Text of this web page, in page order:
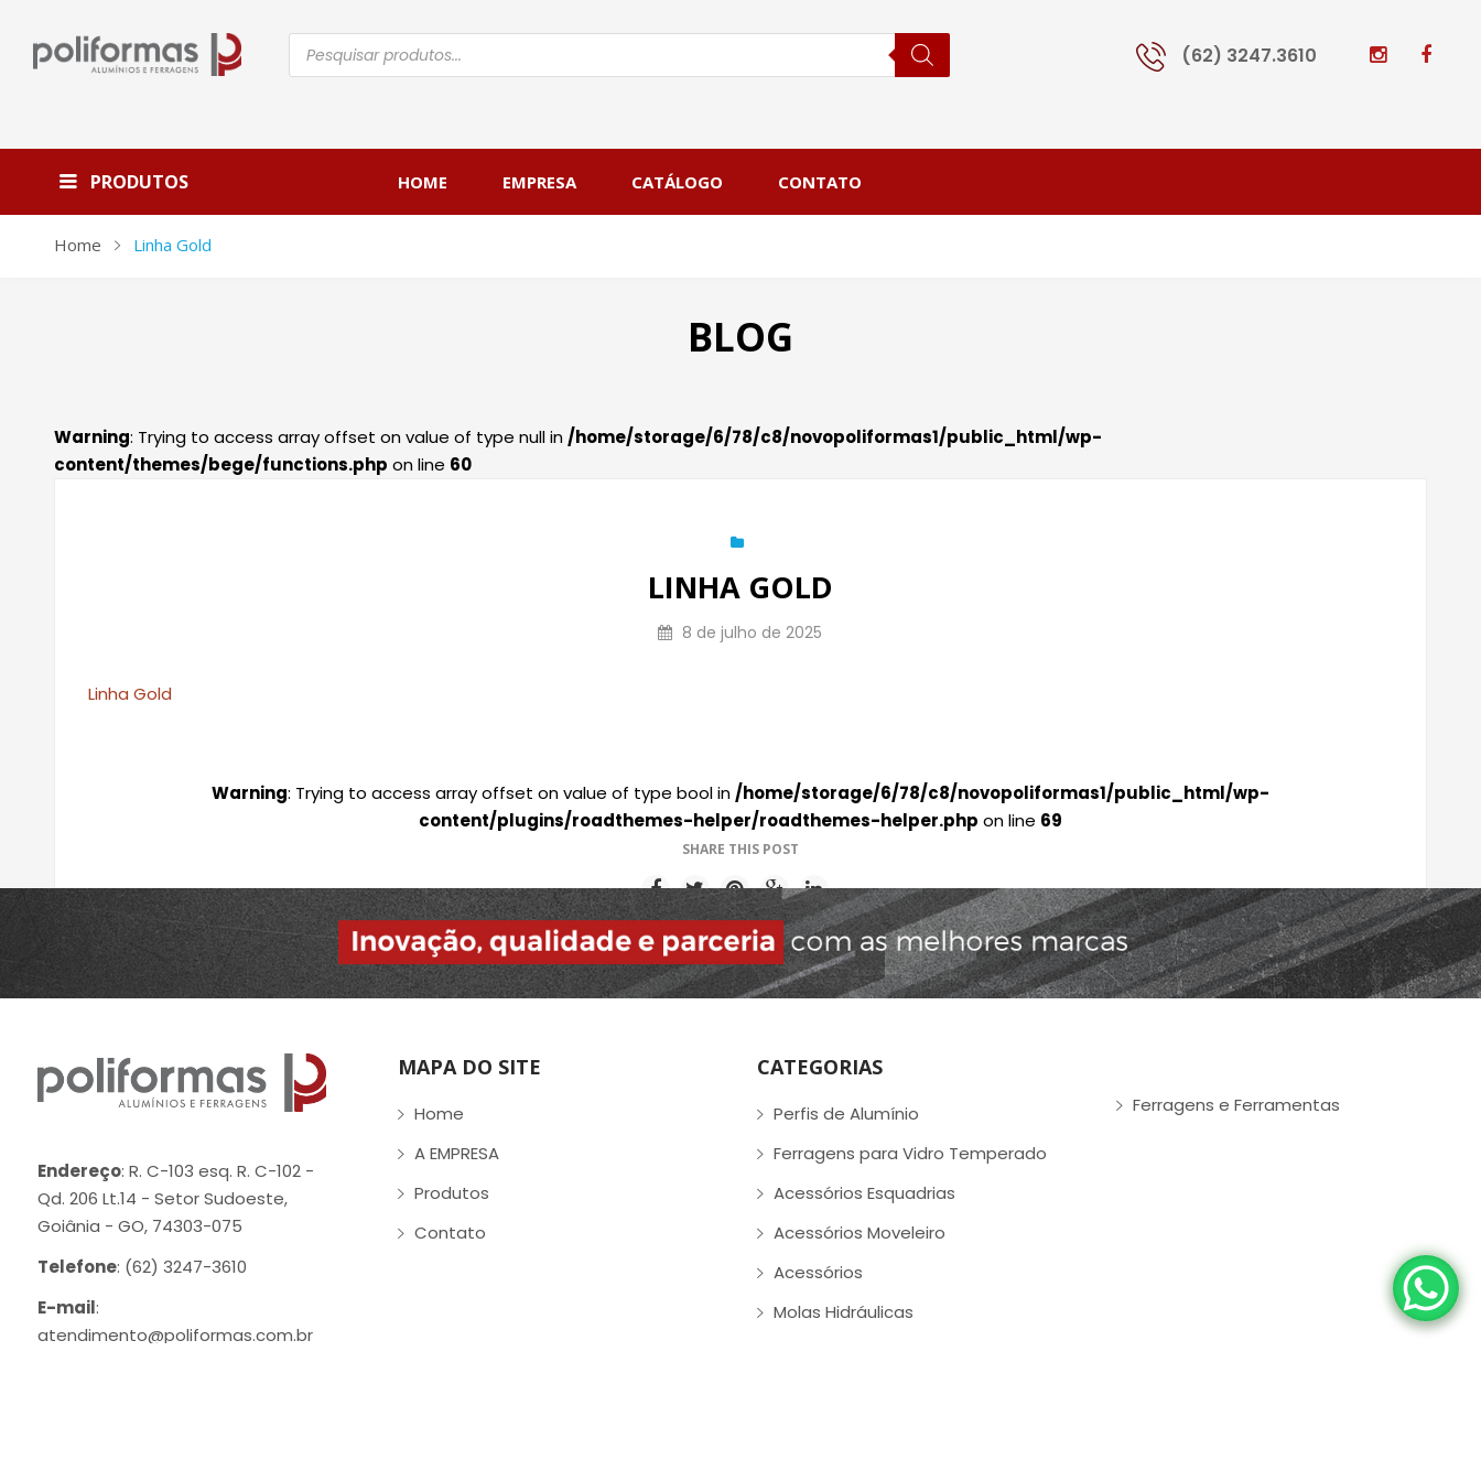
Pesquisar
produtos (62) 3247.3610
HOME EMPRESA CATÁLOGO CONTATO
PRODUTOS
Home Linha Gold
BLOG
Warning: Trying to access array offset on value of type null in /home/storage/6/78/c8/novopoliformas1/public_html/wp-
content/themes/bege/functions.php on line 60
LINHA GOLD
8 de julho de 2025
Linha Gold
Warning: Trying to access array offset on value of type bool in/home/storage/6/78/c8/novopoliformas1/public_html/wp-
content/plugins/roadthemes-helper/roadthemes-helper.php on line 69
SHARE THIS POST
Endereço: R. C-103 esq. R. C-102 -
Qd. 206 Lt.14 - Setor Sudoeste,
Goiânia - GO, 74303-075
Telefone: (62) 3247-3610
E-mail:
atendimento@poliformas.com.br
MAPA DO SITE
Home
A EMPRESA
Produtos
Contato
CATEGORIAS
Perfis de Alumínio
Ferragens para Vidro Temperado
Acessórios Esquadrias
Acessórios Moveleiro
Acessórios
Molas Hidráulicas
Ferragens e Ferramentas